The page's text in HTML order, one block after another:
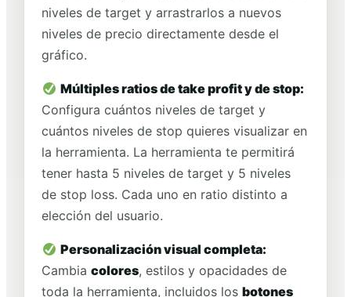
niveles de target y arrastrarlos a nuevos
niveles de precio directamente desde el
gráfico.
Múltiples ratios de take profit y de stop:
Configura cuántos niveles de target y
cuántos niveles de stop quieres visualizar en
la herramienta. La herramienta te permitirá
tener hasta 5 niveles de target y 5 niveles
de stop loss. Cada uno en ratio distinto a
elección del usuario.
Personalización visual completa:
Cambiacolores, estilos y opacidades de
toda la herramienta, incluidos losbotones